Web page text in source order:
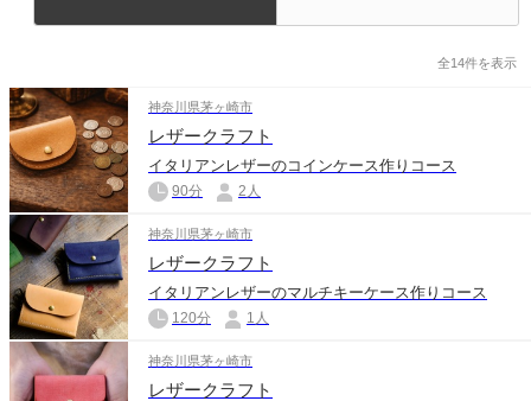
全14件を表示
神奈川県茅ヶ崎市
レザークラフト
イタリアンレザーのコインケース作りコース
90分 2人
神奈川県茅ヶ崎市
レザークラフト
イタリアンレザーのマルチキーケース作りコース
120分 1人
神奈川県茅ヶ崎市
レザークラフト